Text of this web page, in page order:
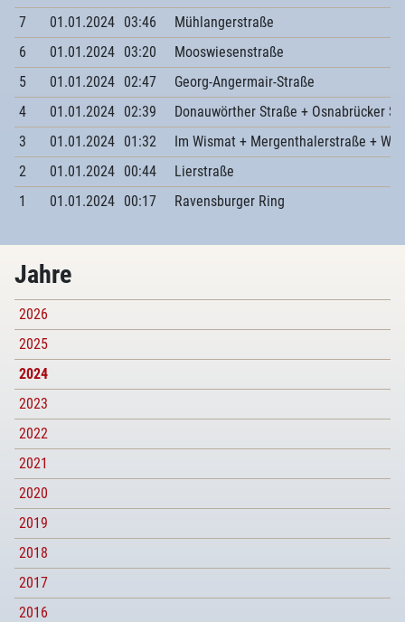
7
01.01.2024 03:46
Mühlangerstraße
6
01.01.2024 03:20
Mooswiesenstraße
5
01.01.2024 02:47
Georg-Angermair-Straße
4
01.01.2024 02:39
Donauwörther Straße + Osnabrücker
3
01.01.2024 01:32
Im Wismat + Mergenthalerstraße +
2
01.01.2024 00:44
Lierstraße
1
01.01.2024 00:17 Ravensburger Ring
Jahre
2026
2025
2024
2023
2022
2021
2020
2019
2018
2017
2016